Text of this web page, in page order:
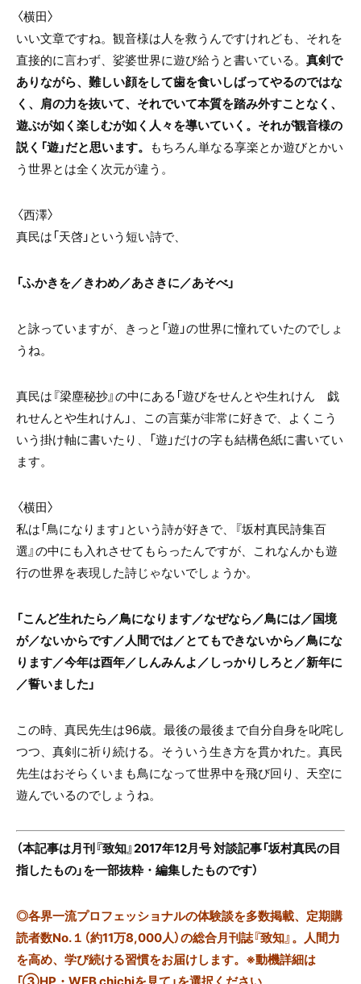
〈横田〉
いい文章ですね。観音様は人を救うんですけれども、それを
直接的に言わず、娑婆世界に遊び給うと書いている。 真剣で
ありながら、難しい顔をして歯を食いしばってやるのではな
く、肩の力を抜いて、それでいて本質を踏み外すことなく、
遊ぶが如く楽しむが如く人々を導いていく。それが観音様の
説く「遊」だと思います。 もちろん単なる享楽とか遊びとかい
う世界とは全く次元が違う。
〈西澤〉
真民は「天啓」という短い詩で、
「ふかきを／きわめ／あさきに／あそべ」
と詠っていますが、きっと「遊」の世界に憧れていたのでしょ
うね。
真民は『梁塵秘抄』の中にある「遊びをせんとや生れけん 戯
れせんとや生れけん」、この言葉が非常に好きで、よくこう
いう掛け軸に書いたり、「遊」だけの字も結構色紙に書いてい
ます。
〈横田〉
私は「鳥になります」という詩が好きで、『坂村真民詩集百
選』の中にも入れさせてもらったんですが、これなんかも遊
行の世界を表現した詩じゃないでしょうか。
「こんど生れたら／鳥になります／なぜなら／鳥には／国境
が／ないからです／人間では／とてもできないから／鳥にな
ります／今年は酉年／しんみんよ／しっかりしろと／新年に
／誓いました」
この時、真民先生は96歳。最後の最後まで自分自身を叱咤し
つつ、真剣に祈り続ける。そういう生き方を貫かれた。真民
先生はおそらくいまも鳥になって世界中を飛び回り、天空に
遊んでいるのでしょうね。
（本記事は月刊『致知』2017年12月号 対談記事「坂村真民の目
指したもの」を一部抜粋・編集したものです）
◎各界一流プロフェッショナルの体験談を多数掲載、定期購
読者数No.１（約11万8,000人）の総合月刊誌『致知』。人間力
を高め、学び続ける習慣をお届けします。※動機詳細は